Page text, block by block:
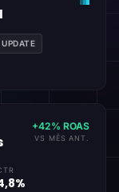
+42% ROAS
VS MÊS ANT.